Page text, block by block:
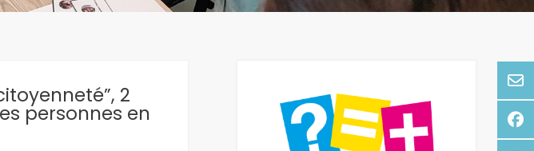
2
personnes en